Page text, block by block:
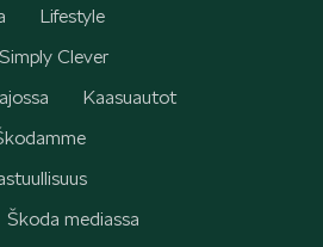
Lifestyle
Simply Clever
Kaasuautot
Škoda mediassa